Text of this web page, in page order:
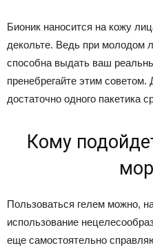
Бионик наносится на кожу
декольте. Ведь при молодом
способна выдать ваш
пренебрегайте этим советом.
достаточно одного пакетика
Кому
Пользоваться гелем можно,
использование
еще самостоятельно